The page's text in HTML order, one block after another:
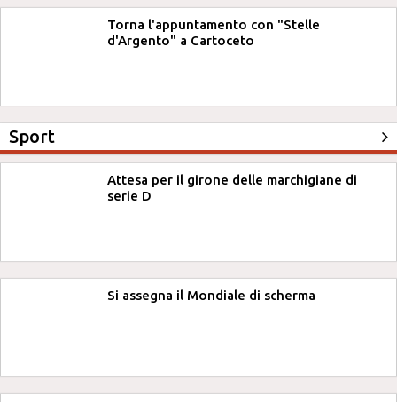
Torna l'appuntamento con "Stelle
d'Argento" a Cartoceto
Sport
Attesa per il girone delle marchigiane di
serie D
Si assegna il Mondiale di scherma